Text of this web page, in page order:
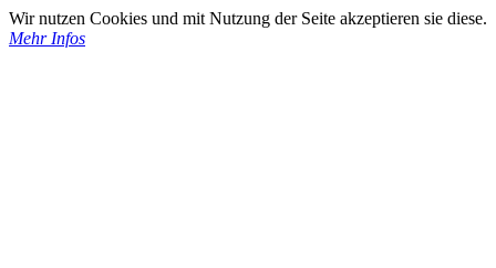
Wir nutzen Cookies und mit Nutzung der Seite akzeptieren sie diese.
Mehr Infos